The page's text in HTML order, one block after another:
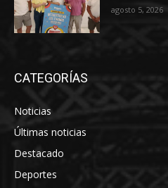
agosto 5, 2026
CATEGORÍAS
Noticias
Últimas noticias
Destacado
Deportes